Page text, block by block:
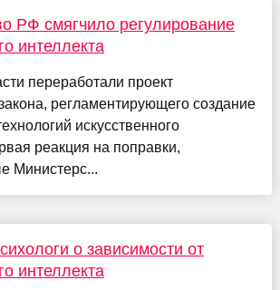
РФ смягчило регулирование
интеллекта
переработали проект
регламентирующего создание
искусственного
реакция на поправки,
Министерс...
о зависимости от
интеллекта